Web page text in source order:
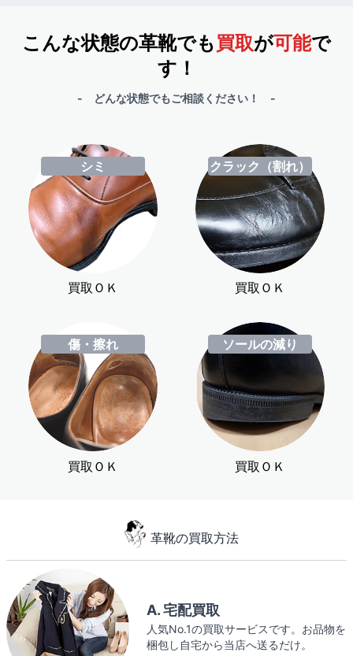
こんな状態の革靴でも買取が可能で
す！
- どんな状態でもご相談ください！ -
シミ
買取ＯＫ
クラック（割れ）
買取ＯＫ
傷・擦れ
買取ＯＫ
ソールの減り
買取ＯＫ
革靴の買取方法
A. 宅配買取
人気No.1の買取サービスです。お品物を
梱包し自宅から当店へ送るだけ。